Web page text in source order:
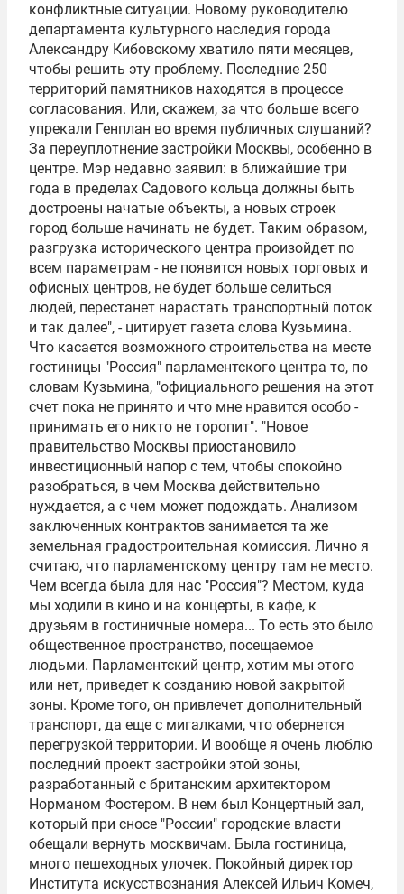
конфликтные ситуации. Новому руководителю
департамента культурного наследия города
Александру Кибовскому хватило пяти месяцев,
чтобы решить эту проблему. Последние 250
территорий памятников находятся в процессе
согласования. Или, скажем, за что больше всего
упрекали Генплан во время публичных слушаний?
За переуплотнение застройки Москвы, особенно в
центре. Мэр недавно заявил: в ближайшие три
года в пределах Садового кольца должны быть
достроены начатые объекты, а новых строек
город больше начинать не будет. Таким образом,
разгрузка исторического центра произойдет по
всем параметрам - не появится новых торговых и
офисных центров, не будет больше селиться
людей, перестанет нарастать транспортный поток
и так далее", - цитирует газета слова Кузьмина.
Что касается возможного строительства на месте
гостиницы "Россия" парламентского центра то, по
словам Кузьмина, "официального решения на этот
счет пока не принято и что мне нравится особо -
принимать его никто не торопит". "Новое
правительство Москвы приостановило
инвестиционный напор с тем, чтобы спокойно
разобраться, в чем Москва действительно
нуждается, а с чем может подождать. Анализом
заключенных контрактов занимается та же
земельная градостроительная комиссия. Лично я
считаю, что парламентскому центру там не место.
Чем всегда была для нас "Россия"? Местом, куда
мы ходили в кино и на концерты, в кафе, к
друзьям в гостиничные номера... То есть это было
общественное пространство, посещаемое
людьми. Парламентский центр, хотим мы этого
или нет, приведет к созданию новой закрытой
зоны. Кроме того, он привлечет дополнительный
транспорт, да еще с мигалками, что обернется
перегрузкой территории. И вообще я очень люблю
последний проект застройки этой зоны,
разработанный с британским архитектором
Норманом Фостером. В нем был Концертный зал,
который при сносе "России" городские власти
обещали вернуть москвичам. Была гостиница,
много пешеходных улочек. Покойный директор
Института искусствознания Алексей Ильич Комеч,